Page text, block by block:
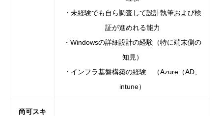
・未経験でも自ら調査して設計執筆および検
証が進めれる能力
・Windowsの詳細設計の経験（特に端末側の
知見）
・インフラ基盤構築の経験 （Azure（AD、
intune）
尚可スキ